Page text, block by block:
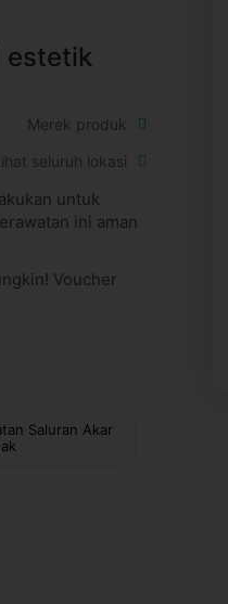
estetik
Merek produk
Lihat seluruh lokasi
untuk
ini aman
Voucher
Saluran Akar